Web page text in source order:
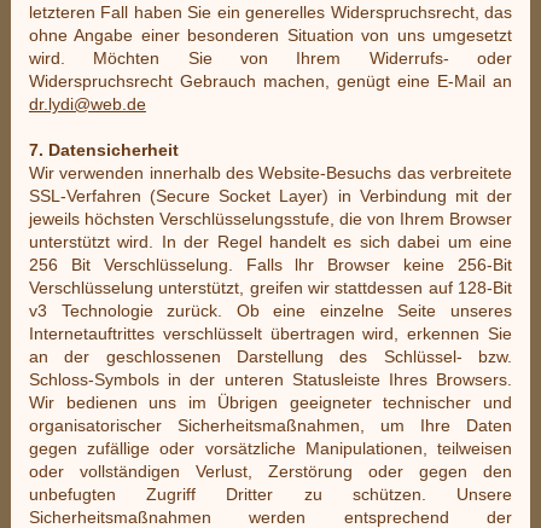
letzteren Fall haben Sie ein generelles Widerspruchsrecht, das
ohne Angabe einer besonderen Situation von uns umgesetzt
wird. Möchten Sie von Ihrem Widerrufs- oder
Widerspruchsrecht Gebrauch machen, genügt eine E-Mail an
dr.lydi@web.de
7. Datensicherheit
Wir verwenden innerhalb des Website-Besuchs das verbreitete
SSL-Verfahren (Secure Socket Layer) in Verbindung mit der
jeweils höchsten Verschlüsselungsstufe, die von Ihrem Browser
unterstützt wird. In der Regel handelt es sich dabei um eine
256 Bit Verschlüsselung. Falls lhr Browser keine 256-Bit
Verschlüsselung unterstützt, greifen wir stattdessen auf 128-Bit
v3 Technologie zurück. Ob eine einzelne Seite unseres
Internetauftrittes verschlüsselt übertragen wird, erkennen Sie
an der geschlossenen Darstellung des Schlüssel- bzw.
Schloss-Symbols in der unteren Statusleiste Ihres Browsers.
Wir bedienen uns im Übrigen geeigneter technischer und
organisatorischer Sicherheitsmaßnahmen, um Ihre Daten
gegen zufällige oder vorsätzliche Manipulationen, teilweisen
oder vollständigen Verlust, Zerstörung oder gegen den
unbefugten Zugriff Dritter zu schützen. Unsere
Sicherheitsmaßnahmen werden entsprechend der